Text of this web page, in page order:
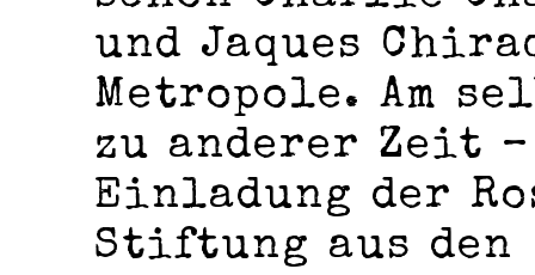
und Jaques
Metropole. Am
zu anderer Zeit
Einladung der
Stiftung aus den